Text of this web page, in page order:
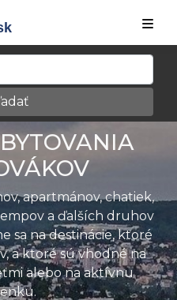
apartmánov, chatiek,
a ďalších druhov
sa na destinácie, ktoré
a ktoré sú vhodné na
alebo na aktívnu